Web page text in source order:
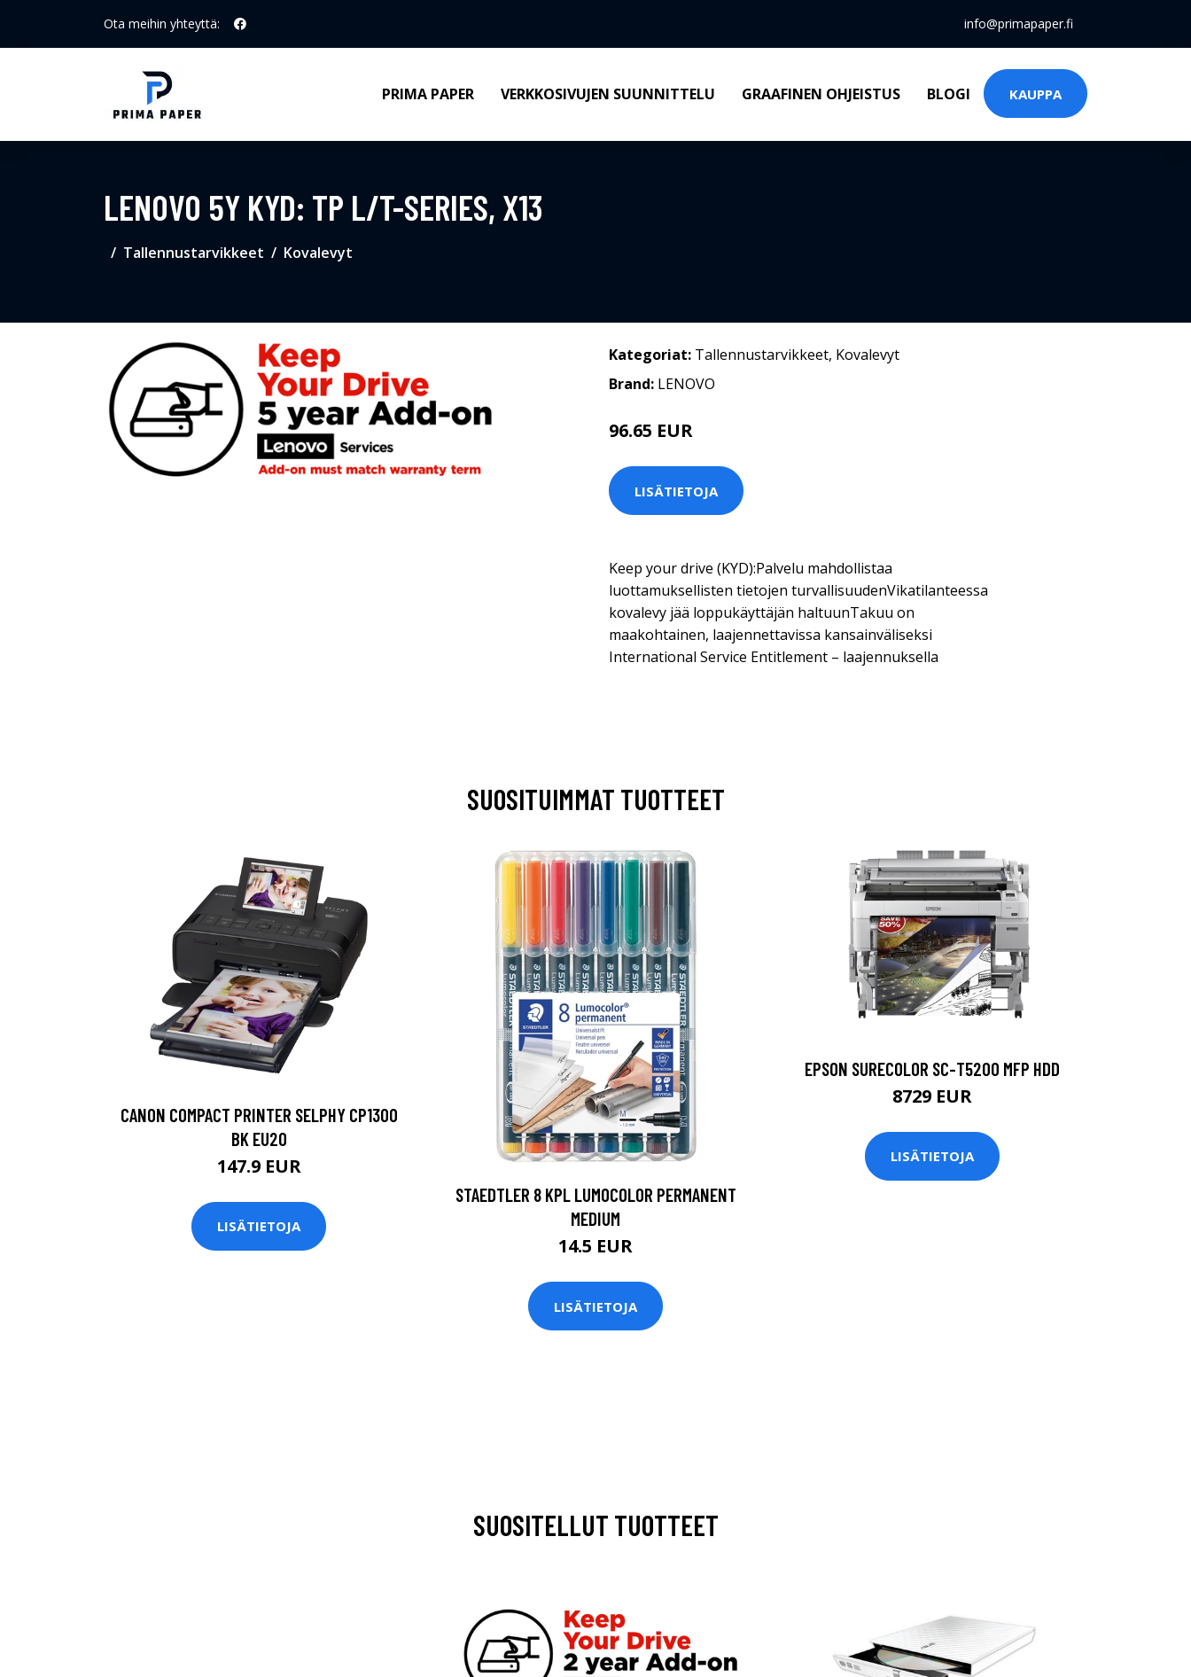
Ota meihin yhteyttä: info@primapaper.fi
PRIMA PAPER VERKKOSIVUJEN SUUNNITTELU GRAAFINEN OHJEISTUS BLOGI KAUPPA
LENOVO 5Y KYD: TP L/T-SERIES, X13
Tallennustarvikkeet Kovalevyt
Kategoriat: Tallennustarvikkeet, Kovalevyt
Brand: LENOVO
96.65 EUR
LISÄTIETOJA
Keep your drive (KYD):Palvelu mahdollistaa
luottamuksellisten tietojen turvallisuudenVikatilanteessa
kovalevy jää loppukäyttäjän haltuunTakuu on
maakohtainen, laajennettavissa kansainväliseksi
International Service Entitlement – laajennuksella
SUOSITUIMMAT TUOTTEET
CANON COMPACT PRINTER SELPHY CP1300
BK EU20
147.9 EUR
LISÄTIETOJA
STAEDTLER 8 KPL LUMOCOLOR PERMANENT
MEDIUM
14.5 EUR
LISÄTIETOJA
EPSON SURECOLOR SC-T5200 MFP HDD
8729 EUR
LISÄTIETOJA
SUOSITELLUT TUOTTEET